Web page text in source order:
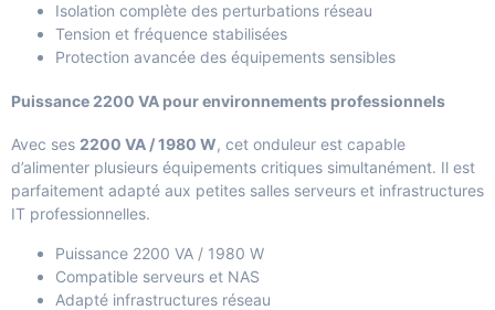
Isolation complète des perturbations réseau
Tension et fréquence stabilisées
Protection avancée des équipements sensibles
Puissance 2200 VA pour environnements professionnels
Avec ses 2200 VA / 1980 W, cet onduleur est capable
d’alimenter plusieurs équipements critiques simultanément. Il est
parfaitement adapté aux petites salles serveurs et infrastructures
IT professionnelles.
Puissance 2200 VA / 1980 W
Compatible serveurs et NAS
Adapté infrastructures réseau